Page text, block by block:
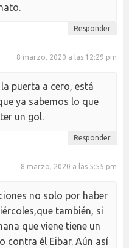
Responder
8 marzo, 2020 a las 12:29 pm
puerta a cero, está
ya sabemos lo que
un gol.
Responder
8 marzo, 2020 a las 5:55 pm
no solo por haber
también, si
que viene tiene un
contra él Eibar. Aún así